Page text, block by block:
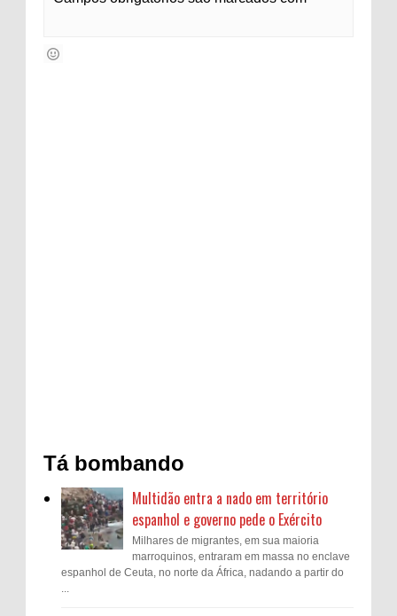
Tá bombando
Multidão entra a nado em território
espanhol e governo pede o Exército
Milhares de migrantes, em sua maioria
marroquinos, entraram em massa no enclave
espanhol de Ceuta, no norte da África, nadando a partir do
...